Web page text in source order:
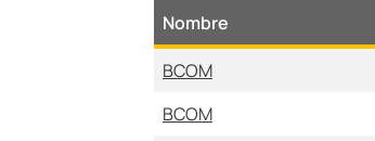
Nombre
BCOM
BCOM